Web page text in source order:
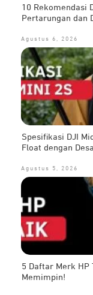
10 Rekomendasi
Pertarungan dan
Agustus 6, 2026
Spesifikasi DJI
Float dengan
Agustus 5, 2026
5 Daftar Merk HP
Memimpin!